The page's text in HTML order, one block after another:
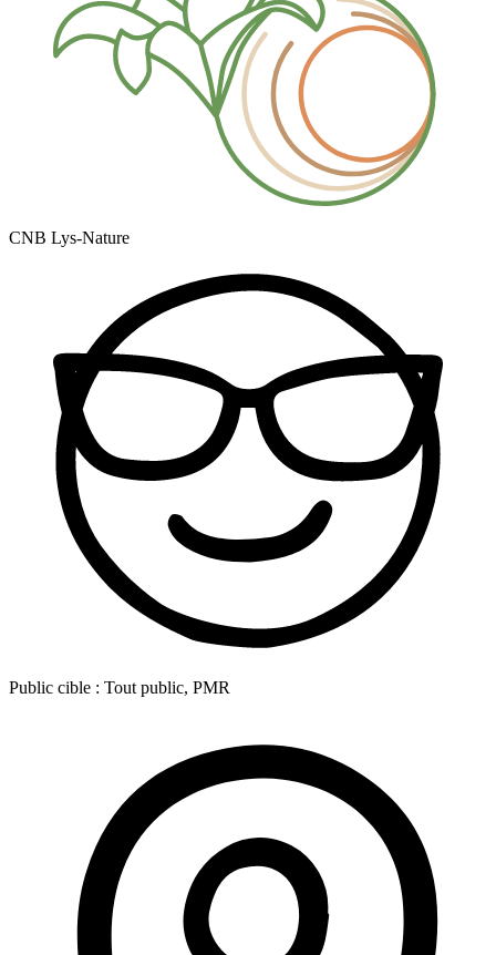
CNB Lys-Nature
Public cible : Tout public, PMR